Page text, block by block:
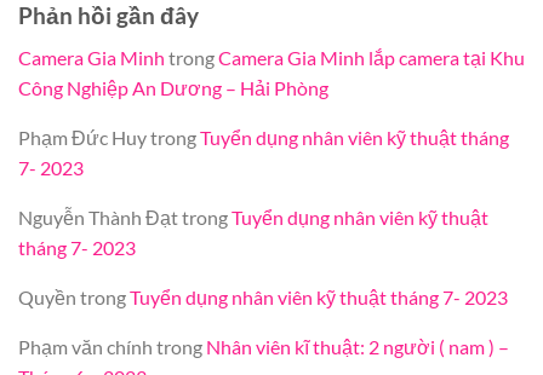
Phản hồi gần đây
Camera Gia Minh trongCamera Gia Minh lắp camera tại Khu
Công Nghiệp An Dương – Hải Phòng
Phạm Đức HuytrongTuyển dụng nhân viên kỹ thuật tháng
7- 2023
Nguyễn Thành ĐạttrongTuyển dụng nhân viên kỹ thuật
tháng 7- 2023
Quyền trongTuyển dụng nhân viên kỹ thuật tháng 7- 2023
Phạm văn chính trong Nhân viên kĩ thuật: 2 người ( nam ) –